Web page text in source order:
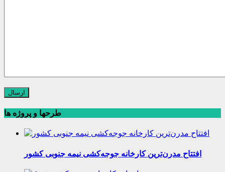
طرحها و پروژه ها
افتتاح مدرن‌ترین کارخانه جوجه‌کشی نیمه جنوبی کشور